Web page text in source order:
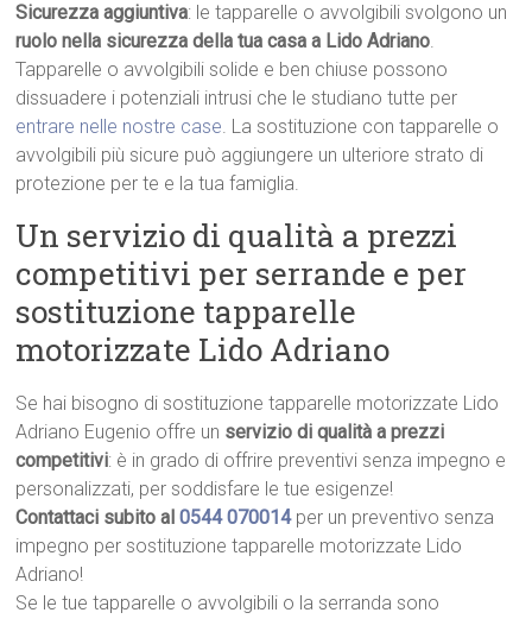
Sicurezza aggiuntiva: le tapparelle o avvolgibili svolgono un
ruolo nella sicurezza della tua casa a Lido Adriano.
Tapparelle o avvolgibili solide e ben chiuse possono
dissuadere i potenziali intrusi che le studiano tutte per
entrare nelle nostre case. La sostituzione con tapparelle o
avvolgibili più sicure può aggiungere un ulteriore strato di
protezione per te e la tua famiglia.
Un servizio di qualità a prezzi
competitivi per serrande e per
sostituzione tapparelle
motorizzate Lido Adriano
Se hai bisogno di sostituzione tapparelle motorizzate Lido
Adriano Eugenio offre un servizio di qualità a prezzi
competitivi: è in grado di offrire preventivi senza impegno e
personalizzati, per soddisfare le tue esigenze!
Contattaci subito al0544 070014 per un preventivo senza
impegno per sostituzione tapparelle motorizzate Lido
Adriano!
Se le tue tapparelle o avvolgibili o la serranda sono